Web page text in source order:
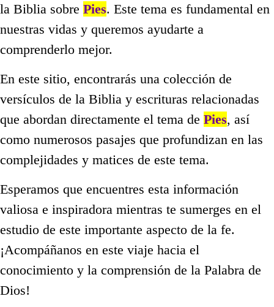
la Biblia sobre Pies. Este tema es fundamental en
nuestras vidas y queremos ayudarte a
comprenderlo mejor.
En este sitio, encontrarás una colección de
versículos de la Biblia y escrituras relacionadas
que abordan directamente el tema de Pies, así
como numerosos pasajes que profundizan en las
complejidades y matices de este tema.
Esperamos que encuentres esta información
valiosa e inspiradora mientras te sumerges en el
estudio de este importante aspecto de la fe.
¡Acompáñanos en este viaje hacia el
conocimiento y la comprensión de la Palabra de
Dios!